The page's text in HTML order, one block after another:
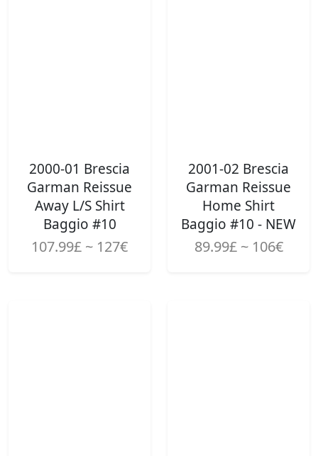
2000-01 Brescia
Garman Reissue
Away L/S Shirt
Baggio #10
107.99£ ~ 127€
2001-02 Brescia
Garman Reissue
Home Shirt
Baggio #10 - NEW
89.99£ ~ 106€